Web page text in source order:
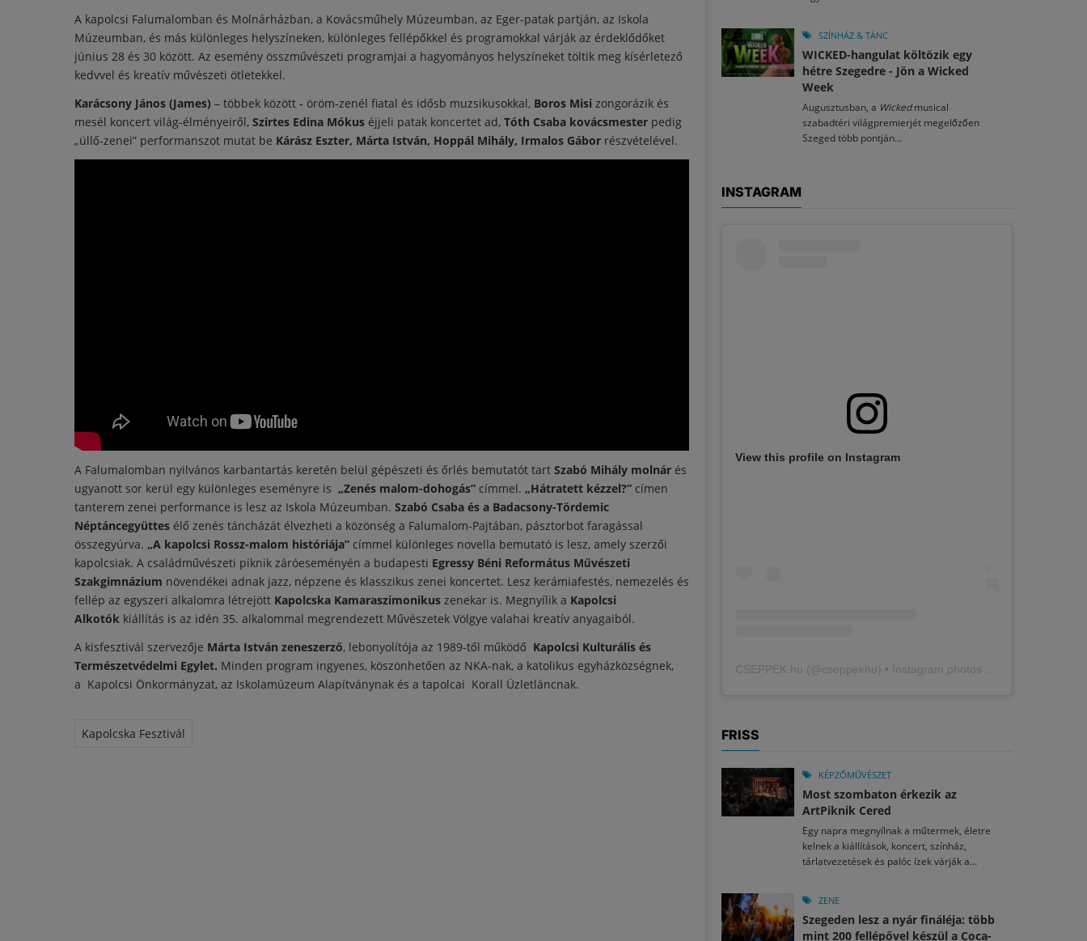
A kapolcsi Falumalomban és Molnárházban, a Kovácsműhely Múzeumban, az Eger-patak partján, az Iskola
Múzeumban, és más különleges helyszíneken, különleges fellépőkkel és programokkal várják az érdeklődőket
június 28 és 30 között. Az esemény összművészeti programjai a hagyományos helyszíneket töltik meg kísérletező
kedvvel és kreatív művészeti ötletekkel.
Karácsony János (James) – többek között - öröm-zenél fiatal és idősb muzsikusokkal, Boros Misi zongorázik és
mesél koncert világ-élményeiről, Szirtes Edina Mókus éjjeli patak koncertet ad, Tóth Csaba kovácsmester pedig
„üllő-zenei” performanszot mutat be Kárász Eszter, Márta István, Hoppál Mihály, Irmalos Gábor részvételével.
A Falumalomban nyilvános karbantartás keretén belül gépészeti és őrlés bemutatót tart Szabó Mihály molnár és
ugyanott sor kerül egy különleges eseményre is „Zenés malom-dohogás” címmel. „Hátratett kézzel?” címen
tanterem zenei performance is lesz az Iskola Múzeumban. Szabó Csaba és a Badacsony-Tördemic
Néptáncegyüttes élő zenés táncházát élvezheti a közönség a Falumalom-Pajtában, pásztorbot faragással
összegyúrva. „A kapolcsi Rossz-malom históriája” címmel különleges novella bemutató is lesz, amely szerzői
kapolcsiak. A családművészeti piknik záróeseményén a budapesti Egressy Béni Református Művészeti
Szakgimnázium növendékei adnak jazz, népzene és klasszikus zenei koncertet. Lesz kerámiafestés, nemezelés és
fellép az egyszeri alkalomra létrejött Kapolcska Kamaraszimonikus zenekar is. Megnyílik a Kapolcsi
Alkotók kiállítás is az idén 35. alkalommal megrendezett Művészetek Völgye valahai kreatív anyagaiból.
A kisfesztivál szervezője Márta István zeneszerző, lebonyolítója az 1989-től működő Kapolcsi Kulturális és
Természetvédelmi Egylet. Minden program ingyenes, köszönhetően az NKA-nak, a katolikus egyházközségnek,
a Kapolcsi Önkormányzat, az Iskolamúzeum Alapítványnak és a tapolcai Korall Üzletláncnak.
Kapolcska Fesztivál
SZÍNHÁZ & TÁNC
WICKED-hangulat költözik egy
hétre Szegedre - Jön a Wicked
Week
Augusztusban, a Wickedmusical
szabadtéri világpremierjét megelőzően
Szeged több pontján...
INSTAGRAM
View this profile on Instagram
CSEPPEK.hu (@cseppekhu ) • Instagram photos and videos
FRISS
KÉPZŐMŰVÉSZET
Most szombaton érkezik az
ArtPiknik Cered
Egy napra megnyílnak a műtermek, életre
kelnek a kiállítások, koncert, színház,
tárlatvezetések és palóc ízek várják a...
ZENE
Szegeden lesz a nyár fináléja: több
mint 200 fellépővel készül a Coca-